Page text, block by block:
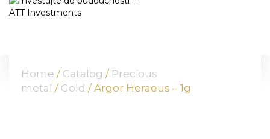
OUR OFFER
COMMODITIES
Home / Catalog / Precious
metal / Gold / Argor Heraeus – 1g